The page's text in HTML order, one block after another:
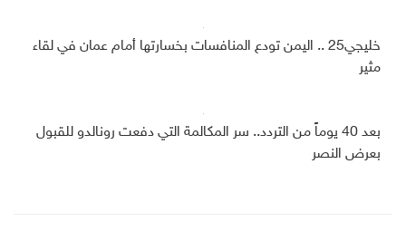
خليجي25 .. اليمن تودع المنافسات بخسارتها أمام عمان في لقاء
مثير
بعد 40 يوماً من التردد.. سر المكالمة التي دفعت رونالدو للقبول
بعرض النصر